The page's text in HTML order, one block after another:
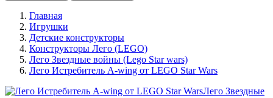
Главная
Игрушки
Детские конструкторы
Конструкторы Лего (LEGO)
Лего Звездные войны (Lego Star wars)
Лего Истребитель A-wing от LEGO Star Wars